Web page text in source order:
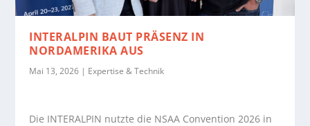
INTERALPIN BAUT PRÄSENZ IN
NORDAMERIKA AUS
Mai 13, 2026 | Expertise & Technik
Die INTERALPIN nutzte die NSAA Convention 2026 in